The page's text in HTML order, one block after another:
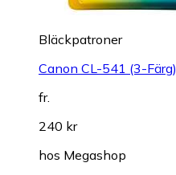
Bläckpatroner
Canon CL-541 (3-Färg)
fr.
240 kr
hos Megashop